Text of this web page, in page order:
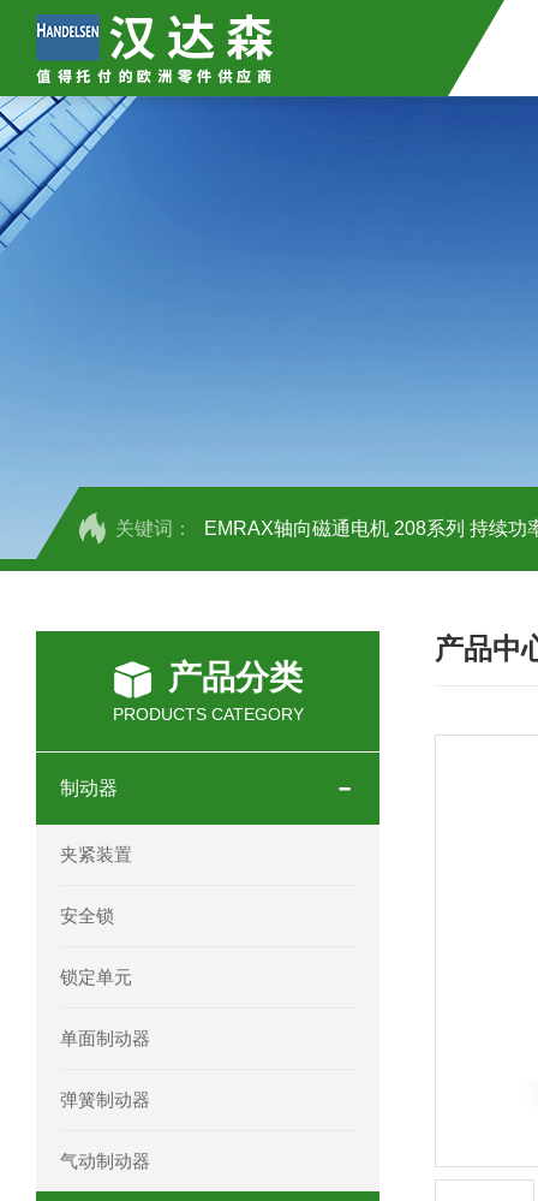
关键词： EMRAX轴向磁通电机 208系列 持续功
OEMER三相同步电机MTES 132SB/2
OEMER三相同步电机MTES 160MA/2
OEMER电机QLS 180M环保农业领域
Ac-motoren交流电机3RT1026-1AC20
产品分类
PRODUCTS CATEGORY
制动器
夹紧装置
安全锁
锁定单元
单面制动器
弹簧制动器
气动制动器
产品中